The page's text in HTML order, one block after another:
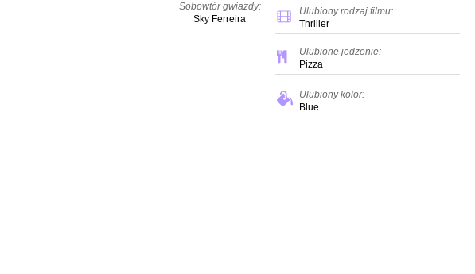
Sobowtór gwiazdy:
Sky Ferreira
Ulubiony rodzaj filmu:
Thriller
Ulubione jedzenie:
Pizza
Ulubiony kolor:
Blue